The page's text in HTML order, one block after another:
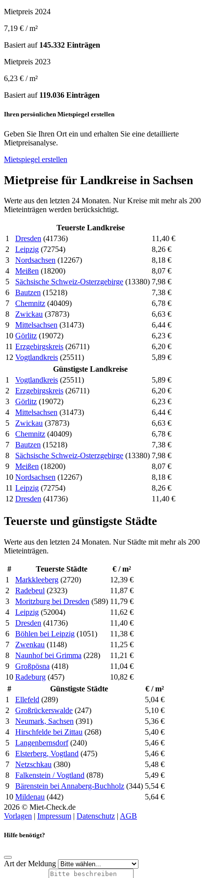
Mietpreis 2024
7,19 € / m²
Basiert auf 145.332 Einträgen
Mietpreis 2023
6,23 € / m²
Basiert auf 119.036 Einträgen
Ihren persönlichen Mietspiegel erstellen
Geben Sie Ihren Ort ein und erhalten Sie eine detaillierte
Mietpreisanalyse.
Mietspiegel erstellen
Mietpreise für Landkreise in Sachsen
Werte aus den letzten 24 Monaten. Nur Kreise mit mehr als 200
Mieteinträgen werden berücksichtigt.
Teuerste Landkreise
1
Dresden (41736)
11,40 €
2
Leipzig (72754)
8,26 €
3
Nordsachsen (12267)
8,18 €
4
Meißen (18200)
8,07 €
5
Sächsische Schweiz-Osterzgebirge (13380) 7,98 €
6
Bautzen (15218)
7,38 €
7
Chemnitz (40409)
6,78 €
8
Zwickau (37873)
6,63 €
9
Mittelsachsen (31473)
6,44 €
10 Görlitz (19072)
6,23 €
11 Erzgebirgskreis (26711)
6,20 €
12 Vogtlandkreis (25511)
5,89 €
Günstigste Landkreise
1
Vogtlandkreis (25511)
5,89 €
2
Erzgebirgskreis (26711)
6,20 €
3
Görlitz (19072)
6,23 €
4
Mittelsachsen (31473)
6,44 €
5
Zwickau (37873)
6,63 €
6
Chemnitz (40409)
6,78 €
7
Bautzen (15218)
7,38 €
8
Sächsische Schweiz-Osterzgebirge (13380) 7,98 €
9
Meißen (18200)
8,07 €
10 Nordsachsen (12267)
8,18 €
11 Leipzig (72754)
8,26 €
12 Dresden (41736) 11,40 €
Teuerste und günstigste Städte
Werte aus den letzten 24 Monaten. Nur Städte mit mehr als 200
Mieteinträgen.
# Teuerste Städte
€ / m²
1
Markkleeberg (2720)
12,39 €
2
Radebeul (2323)
11,87 €
3
Moritzburg bei Dresden (589) 11,79 €
4
Leipzig (52004)
11,62 €
5
Dresden (41736)
11,40 €
6
Böhlen bei Leipzig (1051)
11,38 €
7
Zwenkau (1148)
11,25 €
8
Naunhof bei Grimma (228)
11,21 €
9
Großpösna (418)
11,04 €
10 Radeburg (457)
10,82 €
#
Günstigste Städte
€ / m²
1
Ellefeld (289)
5,04 €
2
Großrückerswalde (247)
5,10 €
3
Neumark, Sachsen (391)
5,36 €
4
Hirschfelde bei Zittau (268)
5,40 €
5
Langenbernsdorf(240)
5,46 €
6
Elsterberg, Vogtland (475)
5,46 €
7
Netzschkau (380)
5,48 €
8
Falkenstein / Vogtland (878)
5,49 €
9
Bärenstein bei Annaberg-Buchholz (344) 5,54 €
10 Mildenau (442)
5,64 €
2026 © Miet-Check.de
Vorlagen | Impressum | Datenschutz | AGB
Hilfe benötigt?
Art der Meldung